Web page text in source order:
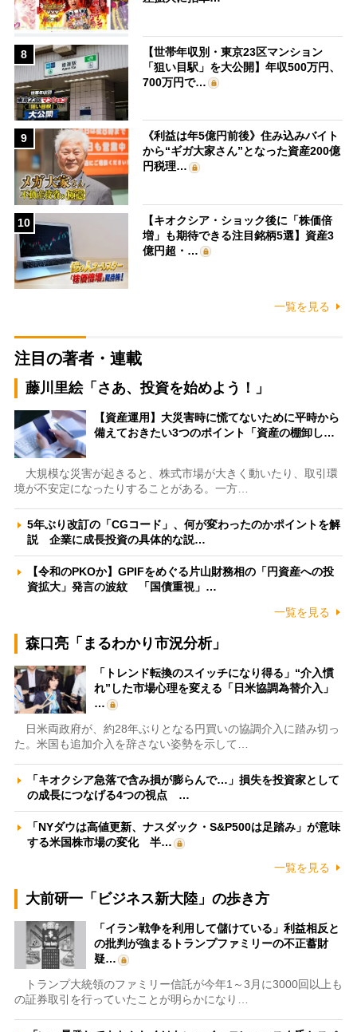
8
【世帯年収別・東京23区マンション
「狙い目駅」を大公開】年収500万円、
700万円で…
9
《利益は年5億円前後》住み込みバイト
から“ギガ大家さん”となった資産200億
円税理…
10
【キオクシア・ショック後に「株価倍
増」も期待できる注目銘柄5選】資産3
億円超・…
一覧を見る
注目の著者・連載
藤川里絵「さあ、投資を始めよう！」
【資産運用】大災害時に慌てないために平時から
備えておきたい3つのポイント「資産の棚卸し…
大規模な災害が起きると、株式市場が大きく動いたり、取引環
境が不安定になったりすることがある。一方…
5年ぶり改訂の「CGコード」、何が変わったのかポイントを解
説 企業に成長投資の具体的な説…
【令和のPKOか】GPIFをめぐる片山財務相の「円資産への投
資拡大」発言の波紋 「国債重視」…
一覧を見る
森口亮「まるわかり市況分析」
「トレンド転換のスイッチになり得る」“介入慣
れ”した市場心理を変える「日米協調為替介入」
…
日米両政府が、約28年ぶりとなる円買いの協調介入に踏み切っ
た。米国も追加介入を辞さない姿勢を示して…
「キオクシア急落で含み損が膨らんで…」損失を投資家として
の成長につなげる4つの視点 …
「NYダウは高値更新、ナスダック・S&P500は足踏み」が意味
する米国株市場の変化 半…
一覧を見る
大前研一「ビジネス新大陸」の歩き方
「イラン戦争を利用して儲けている」利益相反と
の批判が強まるトランプファミリーの不正蓄財
疑…
トランプ大統領のファミリー信託が今年1～3月に3000回以上も
の証券取引を行っていたことが明らかになり…